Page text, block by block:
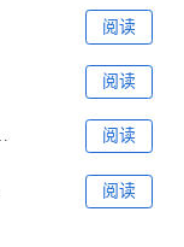
阅读
阅读
阅读
阅读